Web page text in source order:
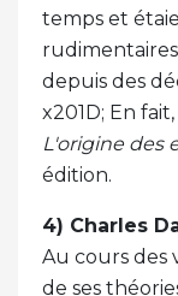
temps et
depuis des
x201D; En
L'origine des
édition.
4) Charles
Au cours des
de ses